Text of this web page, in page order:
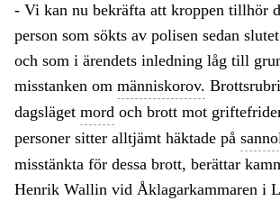
- Vi kan nu bekräfta att kroppen tillhör
person som sökts av polisen sedan
och som i ärendets inledning låg till
misstanken om människorov.
dagsläget mord och brott mot
personer sitter alltjämt häktade på
misstänkta för dessa brott, berättar
Henrik Wallin vid Åklagarkammaren i